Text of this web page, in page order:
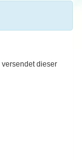
versendet dieser